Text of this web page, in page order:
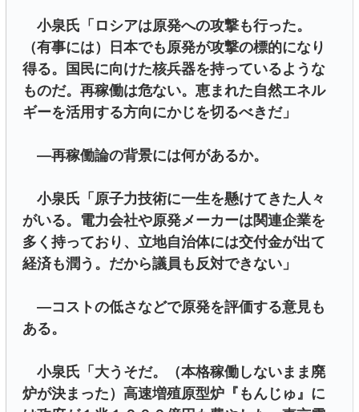
小泉氏「ロシアは原発への攻撃も行った。
（有事には）日本でも原発が攻撃の標的になり
得る。国民に向けた核兵器を持っているような
ものだ。再稼働は危ない。恵まれた自然エネル
ギーを活用する方向にかじを切るべきだ」
―再稼働論の背景には何があるか。
小泉氏「原子力技術に一生を懸けてきた人々
がいる。電力会社や原発メーカーは関連企業を
多く持っており、立地自治体には交付金が出て
経済も潤う。だから議員も反対できない」
―コストの低さなどで原発を評価する意見も
ある。
小泉氏「大うそだ。（本格稼働しないまま廃
炉が決まった）高速増殖原型炉『もんじゅ』に